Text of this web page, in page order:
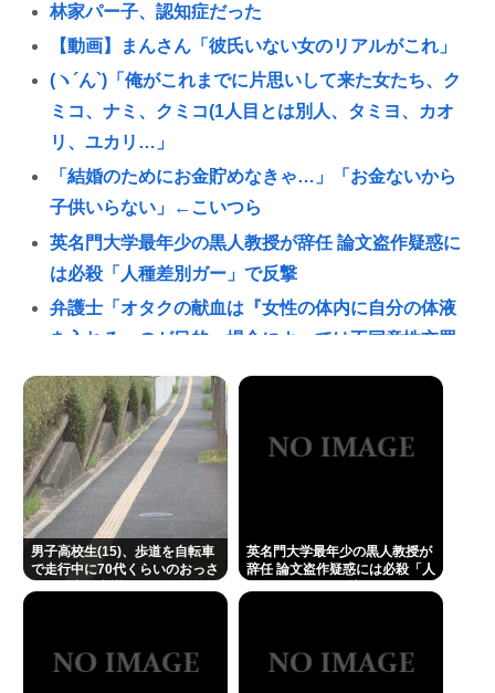
林家パー子、認知症だった
【動画】まんさん「彼氏いない女のリアルがこれ」
(ヽ´ん`)「俺がこれまでに片思いして来た女たち、ク
ミコ、ナミ、クミコ(1人目とは別人、タミヨ、カオ
リ、ユカリ…」
「結婚のためにお金貯めなきゃ…」「お金ないから
子供いらない」←こいつら
英名門大学最年少の黒人教授が辞任 論文盗作疑惑に
は必殺「人種差別ガー」で反撃
弁護士「オタクの献血は『女性の体内に自分の体液
を入れる』のが目的。場合によっては不同意性交罪
テレ東・田中瞳アナが苦言 「面識のない方々にカメ
ラを向けられることに恐怖を」 ロケ撮影時に勝手に
撮影してくる人に注意喚起
女審判、謝罪
ミッチー再婚！57歳でパパに！ 芸能界50代パパ続々
有吉弘行、小澤征悦、草彅剛、ケンコバも
堀大輔さん、寝る間も惜しんでレスバ祭りwww
2mの奴に身長170cmが勝てる可能性が一番高い格闘
男子高校生(15)、歩道を自転車
で走行中に70代くらいのおっさ
英名門大学最年少の黒人教授が
辞任 論文盗作疑惑には必殺「人